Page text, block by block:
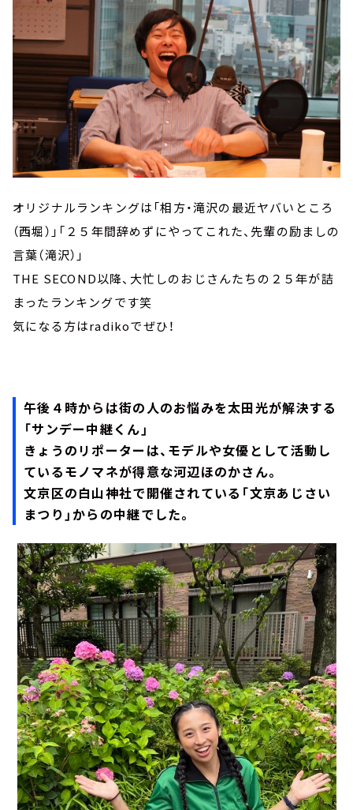
オリジナルランキングは「相方・滝沢の最近ヤバいところ
（西堀）」「２５年間辞めずにやってこれた、先輩の励ましの
言葉（滝沢）」
THE SECOND以降、大忙しのおじさんたちの２５年が詰
まったランキングです笑
気になる方はradikoでぜひ！
午後４時からは街の人のお悩みを太田光が解決する
「サンデー中継くん」
きょうのリポーターは、モデルや女優として活動し
ているモノマネが得意な河辺ほのかさん。
文京区の白山神社で開催されている「文京あじさい
まつり」からの中継でした。